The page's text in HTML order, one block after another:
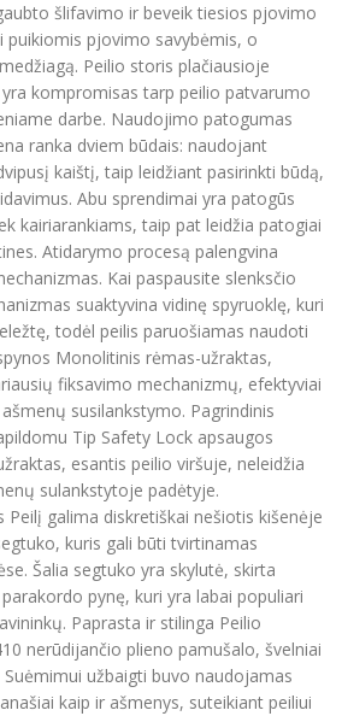
šlifavimo ir beveik tiesios pjovimo
puikiomis pjovimo savybėmis, o
Peilio storis plačiausioje
kompromisas tarp peilio patvarumo
darbe. Naudojimo patogumas
ranka dviem būdais: naudojant
kaištį, taip leidžiant pasirinkti būdą,
Abu sprendimai yra patogūs
kairiarankiams, taip pat leidžia patogiai
Atidarymo procesą palengvina
Kai paspausite slenksčio
suaktyvina vidinę spyruoklę, kuri
todėl peilis paruošiamas naudoti
Monolitinis rėmas-užraktas,
fiksavimo mechanizmų, efektyviai
susilankstymo. Pagrindinis
Tip Safety Lock apsaugos
esantis peilio viršuje, neleidžia
sulankstytoje padėtyje.
Peilį galima diskretiškai nešiotis kišenėje
kuris gali būti tvirtinamas
Šalia segtuko yra skylutė, skirta
pynę, kuri yra labai populiari
Paprasta ir stilinga Peilio
nerūdijančio plieno pamušalo, švelniai
užbaigti buvo naudojamas
kaip ir ašmenys, suteikiant peiliui